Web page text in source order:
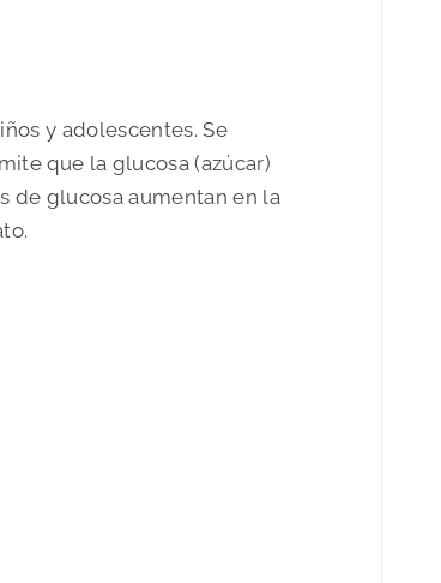
y adolescentes. Se
que la glucosa (azúcar)
de glucosa aumentan en la